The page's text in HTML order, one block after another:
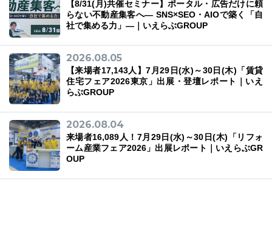
【8/31(月)共催セミナー】ポータル・広告だけに頼
らない不動産集客へ― SNS×SEO・AIOで築く「自
社で集める力」―｜いえらぶGROUP
2026.08.05
【来場者17,143人】7月29日(水)～30日(木)「賃貸
住宅フェア2026東京」出展・登壇レポート｜いえ
らぶGROUP
2026.08.04
来場者16,089人！7月29日(水)～30日(木)「リフォ
ーム産業フェア2026」出展レポート｜いえらぶGR
OUP